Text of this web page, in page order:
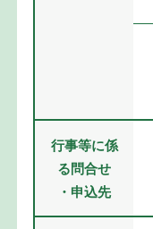
行事等に係
る問合せ
・申込先